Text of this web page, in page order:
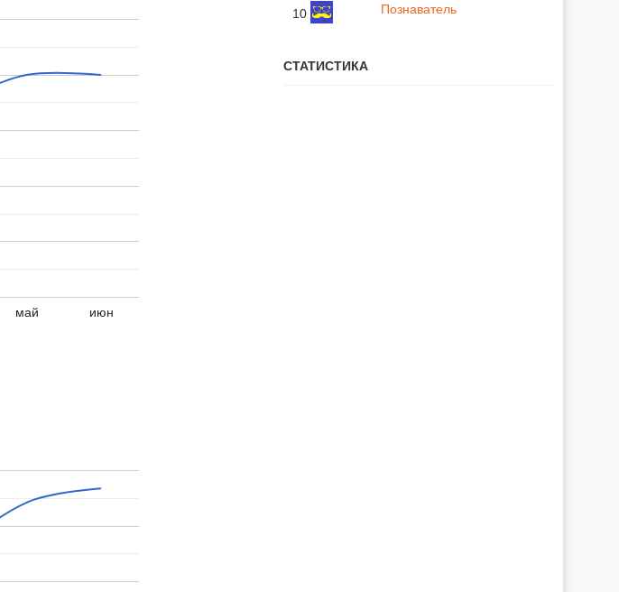
май июн
10 Познаватель
СТАТИСТИКА